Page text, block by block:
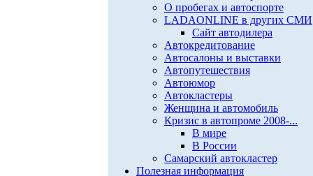
О пробегах и автоспорте
LADAONLINE в других СМИ
Сайт автодилера
Автокредитование
Автосалоны и выставки
Автопутешествия
Автоюмор
Автокластеры
Женщина и автомобиль
Кризис в автопроме 2008-...
В мире
В России
Самарский автокластер
Полезная информация